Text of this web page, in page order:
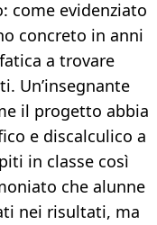
come evidenziato
concreto in anni
a trovare
Un’insegnante
il progetto abbia
e discalculico a
in classe così
che alunne
nei risultati, ma